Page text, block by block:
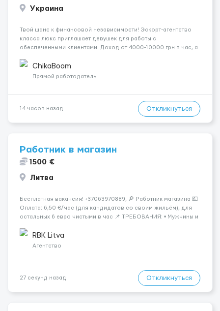
Украина
Твой шанс к финансовой независимости! Эскорт-агентство
класса люкс приглашает девушек для работы с
обеспеченными клиентами. Доход от 4000-10000 грн в час, а
всегда остаются у тебя. Предоставляем хорошие
Апартаменты , безопасность и ...
ChikaBoom
Прямой работодатель
14 часов назад Откликнуться
Работник в магазин
1500 €
Литва
Бесплатная вакансия! +37063970889, 🔎 Работник магазина 💶
Оплата: 6,50 €/час (для кандидатов со своим жильём), для
остальных 6 евро чистыми в час 📌 ТРЕБОВАНИЯ: • Мужчины и
работать • Готовность работать в ...
RBK Litva
Агентство
27 секунд назад Откликнуться